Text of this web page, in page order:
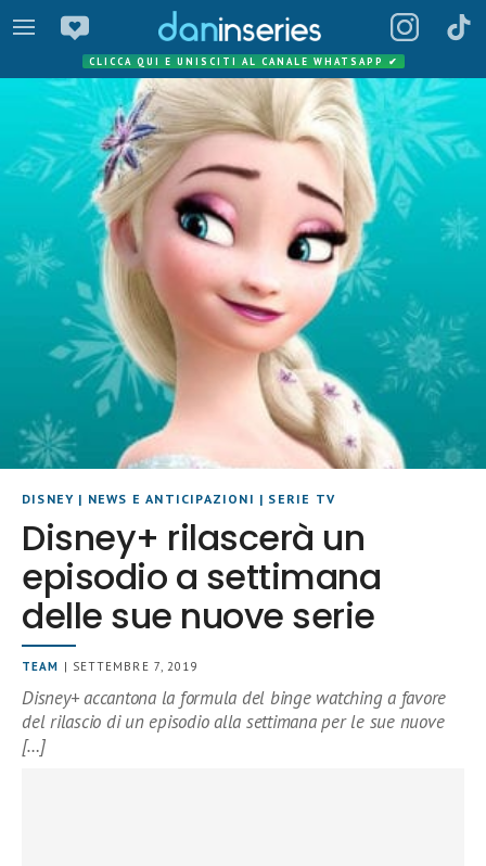
CLICCA QUI E UNISCITI AL CANALE WHATSAPP ✔
DISNEY | NEWS E ANTICIPAZIONI | SERIE TV
Disney+ rilascerà un
episodio a settimana
delle sue nuove serie
TEAM | SETTEMBRE 7, 2019
Disney+ accantona la formula del binge watching a favore
del rilascio di un episodio alla settimana per le sue nuove
[…]